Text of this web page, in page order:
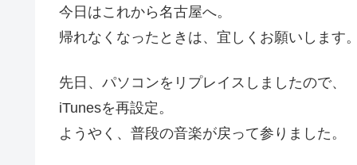
今日はこれから名古屋へ。
帰れなくなったときは、宜しくお願いします。
先日、パソコンをリプレイスしましたので、
iTunesを再設定。
ようやく、普段の音楽が戻って参りました。